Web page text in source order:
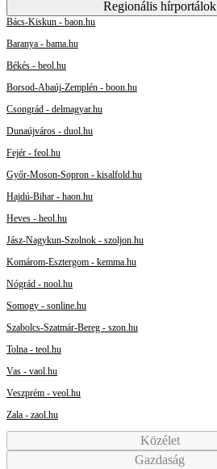
Regionális hírportálok
Bács-Kiskun - baon.hu
Baranya - bama.hu
Békés - beol.hu
Borsod-Abaúj-Zemplén - boon.hu
Csongrád - delmagyar.hu
Dunaújváros - duol.hu
Fejér - feol.hu
Győr-Moson-Sopron - kisalfold.hu
Hajdú-Bihar - haon.hu
Heves - heol.hu
Jász-Nagykun-Szolnok - szoljon.hu
Komárom-Esztergom - kemma.hu
Nógrád - nool.hu
Somogy - sonline.hu
Szabolcs-Szatmár-Bereg - szon.hu
Tolna - teol.hu
Vas - vaol.hu
Veszprém - veol.hu
Zala - zaol.hu
Közélet
Gazdaság